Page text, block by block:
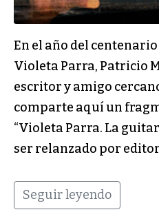
En el año del
Violeta Parra, Patricio
escritor y amigo
comparte aquí un
“Violeta Parra. La
ser relanzado por
Seguir leyendo